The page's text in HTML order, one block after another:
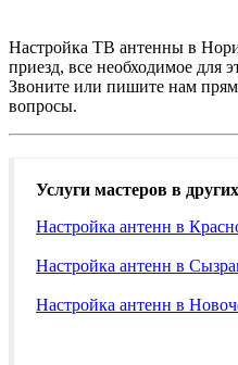
Настройка ТВ антенны в
приезд, все необходимое для
Звоните или пишите нам
вопросы.
Услуги мастеров в
Настройка антенн в
Настройка антенн в
Настройка антенн в